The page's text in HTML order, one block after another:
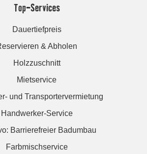
Top-Services
Dauertiefpreis
& Abholen
Holzzuschnitt
Mietservice
und Transportervermietung
Handwerker-Service
Barrierefreier Badumbau
Farbmischservice